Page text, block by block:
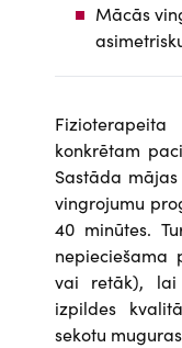
Mācās
konkrētam
Sastāda
vingrojumu
40 minūtes.
nepieciešama
vai retāk), lai
izpildes
sekotu